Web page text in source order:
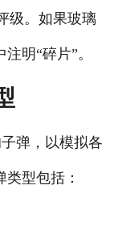
级。如果玻璃
明“碎片”。
弹，以模拟各
型包括：